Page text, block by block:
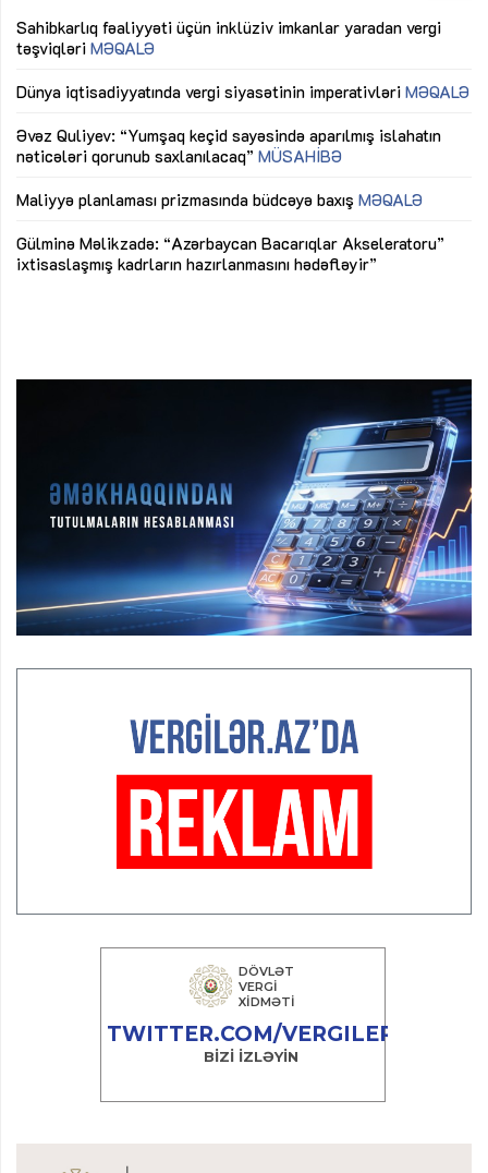
Sahibkarlıq fəaliyyəti üçün inklüziv imkanlar yaradan vergi
təşviqləri MƏQALƏ
Dünya iqtisadiyyatında vergi siyasətinin imperativləri MƏQALƏ
Əvəz Quliyev: “Yumşaq keçid sayəsində aparılmış islahatın
nəticələri qorunub saxlanılacaq” MÜSAHİBƏ
Maliyyə planlaması prizmasında büdcəyə baxış MƏQALƏ
Gülminə Məlikzadə: “Azərbaycan Bacarıqlar Akseleratoru”
ixtisaslaşmış kadrların hazırlanmasını hədəfləyir”